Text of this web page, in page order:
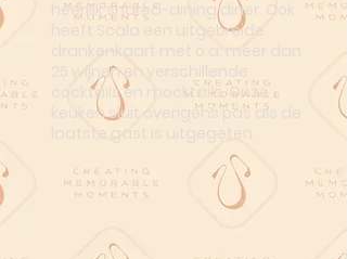
heerlijk shared-dining diner. Ook
heeft Scala een uitgebreide
drankenkaart met o.a. meer dan
25 wijnen en verschillende
cocktails en mocktails. Onze
keuken sluit overigens pas als de
laatste gast is uitgegeten.